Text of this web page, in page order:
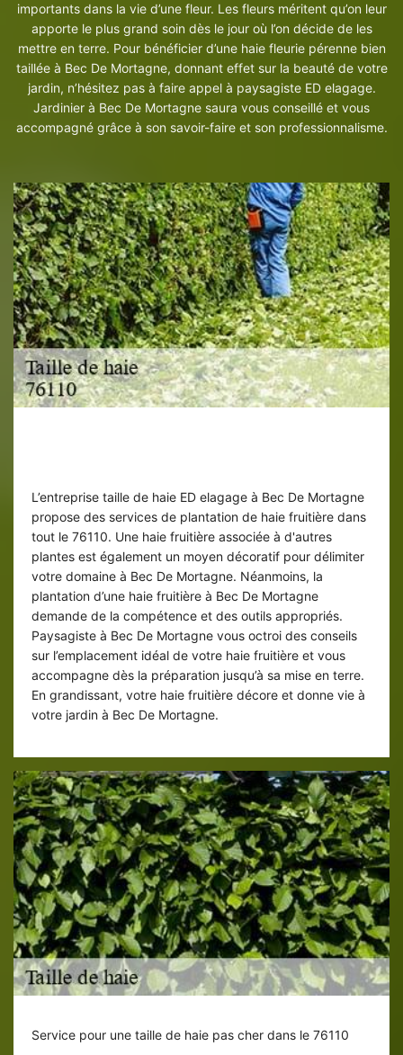
importants dans la vie d’une fleur. Les fleurs méritent qu’on leur
apporte le plus grand soin dès le jour où l’on décide de les
mettre en terre. Pour bénéficier d’une haie fleurie pérenne bien
taillée à Bec De Mortagne, donnant effet sur la beauté de votre
jardin, n’hésitez pas à faire appel à paysagiste ED elagage.
Jardinier à Bec De Mortagne saura vous conseillé et vous
accompagné grâce à son savoir-faire et son professionnalisme.
L’entreprise taille de haie ED elagage à Bec De Mortagne
propose des services de plantation de haie fruitière dans
tout le 76110. Une haie fruitière associée à d'autres
plantes est également un moyen décoratif pour délimiter
votre domaine à Bec De Mortagne. Néanmoins, la
plantation d’une haie fruitière à Bec De Mortagne
demande de la compétence et des outils appropriés.
Paysagiste à Bec De Mortagne vous octroi des conseils
sur l’emplacement idéal de votre haie fruitière et vous
accompagne dès la préparation jusqu’à sa mise en terre.
En grandissant, votre haie fruitière décore et donne vie à
votre jardin à Bec De Mortagne.
Service pour une taille de haie pas cher dans le 76110